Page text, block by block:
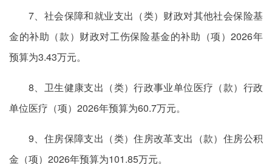
7、社会保障和就业支出（类）财政对其他社会保险基
金的补助（款）财政对工伤保险基金的补助（项）2026年
预算为3.43万元。
8、卫生健康支出（类）行政事业单位医疗（款）行政
单位医疗（项）2026年预算为60.7万元。
9、住房保障支出（类）住房改革支出（款）住房公积
金（项）2026年预算为101.85万元。